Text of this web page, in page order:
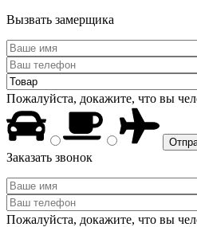
Вызвать замерщика
Пожалуйста, докажите, что вы
Заказать звонок
Пожалуйста, докажите, что вы